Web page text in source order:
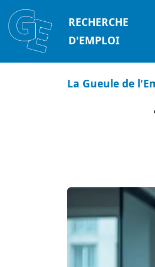
RECHERCHE
D'EMPLOI
La Gueule de